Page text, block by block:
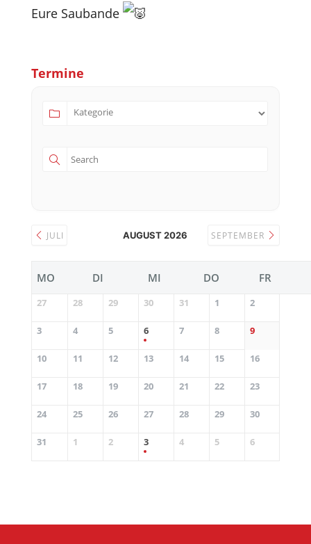
Eure Sau­bande
Ter­mine
JULI AUGUST 2026 SEPTEMBER
MO DI MI DO FR
27 28 29 30 31 1 2
3 4 5 6 7 8 9
10 11 12 13 14 15 16
17 18 19 20 21 22 23
24 25 26 27 28 29 30
31 1 2 3 4 5 6